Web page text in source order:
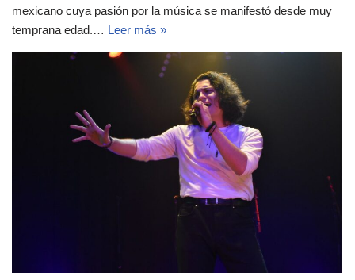
mexicano cuya pasión por la música se manifestó desde muy
temprana edad.… Leer más »